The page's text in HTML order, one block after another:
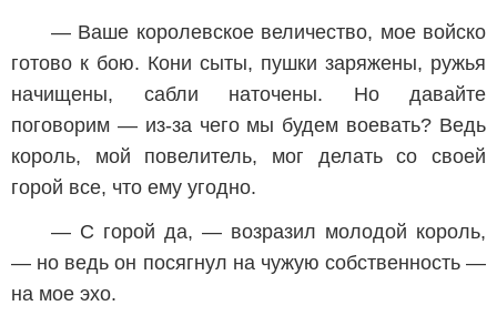
— Ваше королевское величество, мое войско
готово к бою. Кони сыты, пушки заряжены, ружья
начищены, сабли наточены. Но давайте
поговорим — из-за чего мы будем воевать? Ведь
король, мой повелитель, мог делать со своей
горой все, что ему угодно.
— С горой да, — возразил молодой король,
— но ведь он посягнул на чужую собственность —
на мое эхо.